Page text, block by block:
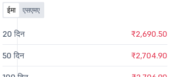
ईमा एसएमए
20 दिन ₹2,690.50
50 दिन ₹2,704.90